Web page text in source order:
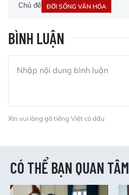
Chủ đề ĐỜI SỐNG VĂN HÓA
BÌNH LUẬN
Xin vui lòng gõ tiếng Việt có dấu
CÓ THỂ BẠN QUAN TÂM